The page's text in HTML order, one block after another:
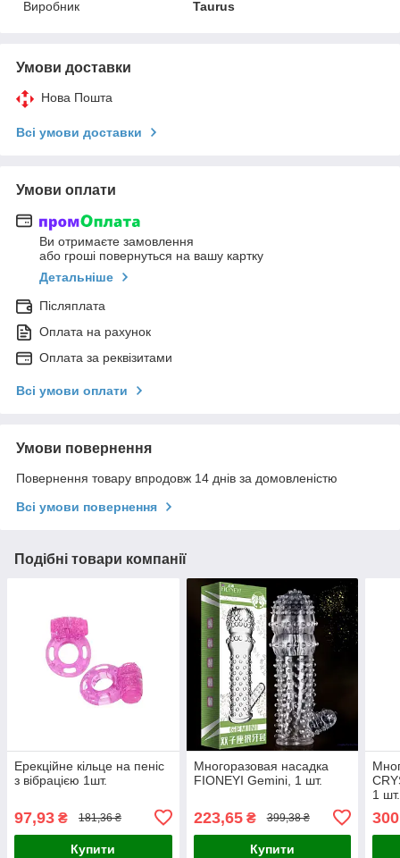
Виробник Taurus
Умови доставки
Нова Пошта
Всі умови доставки
Умови оплати
Ви отримаєте замовлення
або гроші повернуться на вашу картку
Детальніше
Післяплата
Оплата на рахунок
Оплата за реквізитами
Всі умови оплати
Умови повернення
Повернення товару впродовж 14 днів за домовленістю
Всі умови повернення
Подібні товари компанії
Ерекційне кільце на пеніс
з вібрацією 1шт.
97,93 ₴ 181,36 ₴
Купити
Многоразовая насадка
FIONEYI Gemini, 1 шт.
223,65₴ 399,38 ₴
Купити
1 шт.